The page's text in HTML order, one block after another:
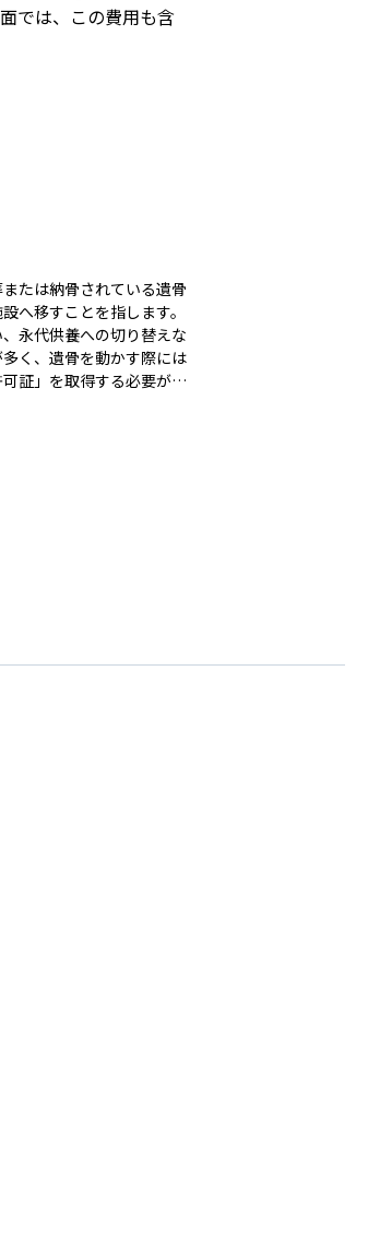
では、この費用も含
たは納骨されている遺骨
へ移すことを指します。
永代供養への切り替えな
く、遺骨を動かす際には
証」を取得する必要があ